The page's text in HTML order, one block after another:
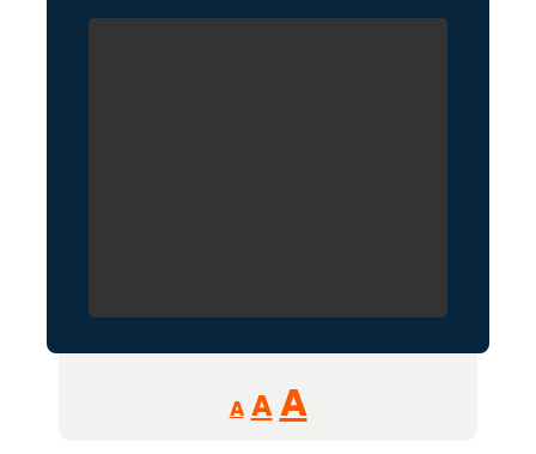
A
Reducir
tamaño
A Restablecer
AAumentar